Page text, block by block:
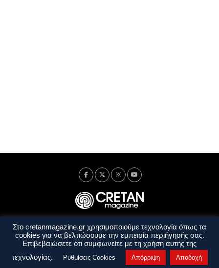
Ταυτότητα Πολιτική Απορρήτου
Όροι Χρήσης
Όροι και Προϋποθέσεις
Στο cretanmagazine.gr χρησιμοποιούμε τεχνολογία όπως τα
cookies για να βελτιώσουμε την εμπειρία περιήγησής σας.
Επιβεβαιώσετε ότι συμφωνείτε με τη χρήση αυτής της
τεχνολογίας.
Ρυθμίσεις Cookies Απόρριψη Αποδοχή